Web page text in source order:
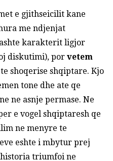
e gjithseicilit kane
me ndjenjat
karakterit ligjor
diskutimi), por vetem
shoqerise shqiptare. Kjo
tone dhe ate qe
ne asnje permase. Ne
e vogel shqiptaresh qe
ne menyre te
eshte i mbytur prej
triumfoi ne